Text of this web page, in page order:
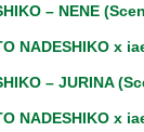
– NENE
NADESHIKO x
– JURINA
NADESHIKO x